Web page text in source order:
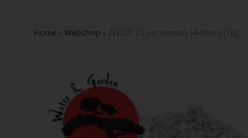
Home » Webshop » ZEOLIT Z1 pormentes (4-8mm) (1kg)